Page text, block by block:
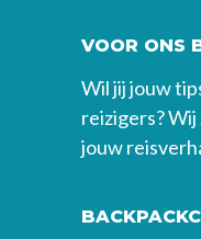
VOOR ONS
Wil jij jouw
reizigers?
jouw